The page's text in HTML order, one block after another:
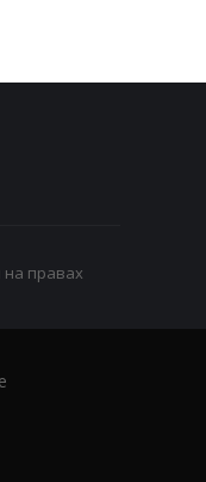
правах